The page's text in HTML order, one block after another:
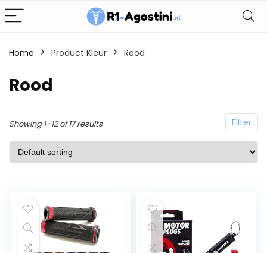
Home Product Kleur Rood
Rood
Filter
Showing 1–12 of 17 results